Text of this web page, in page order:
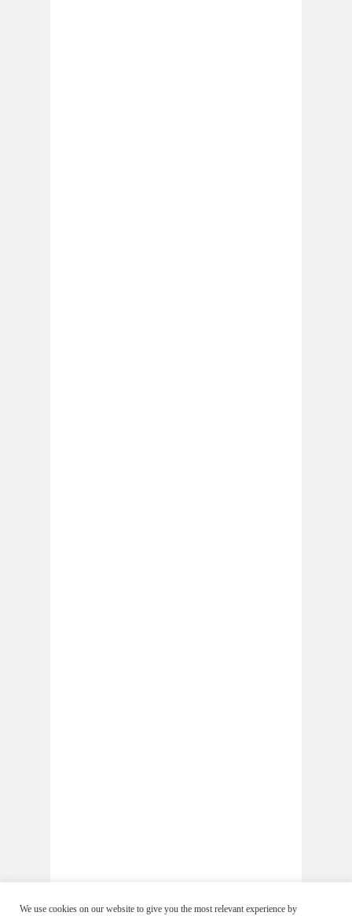
We use cookies on our website to give you the most relevant experience by